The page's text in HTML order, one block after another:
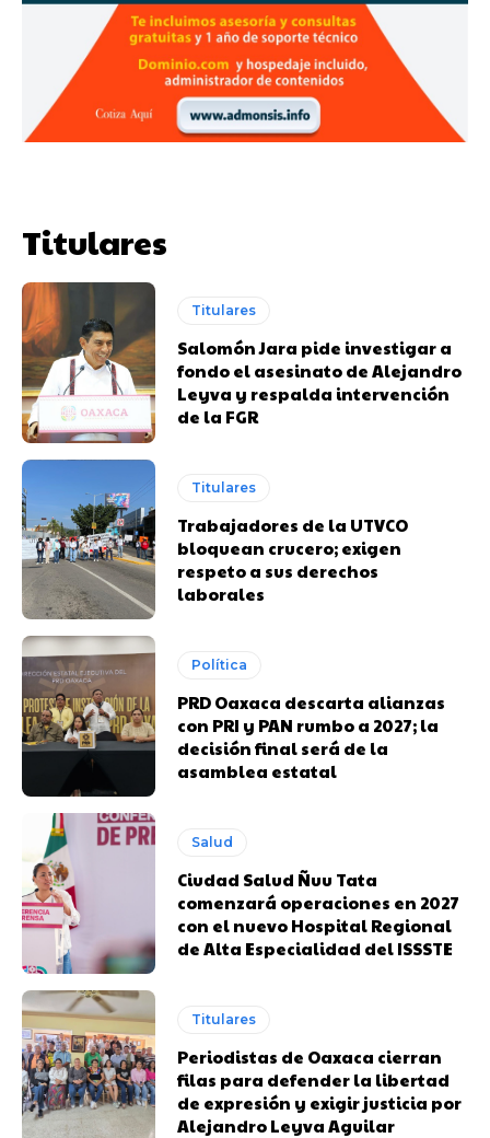
Titulares
Titulares
Salomón Jara pide investigar a
fondo el asesinato de Alejandro
Leyva y respalda intervención
de la FGR
Titulares
Trabajadores de la UTVCO
bloquean crucero; exigen
respeto a sus derechos
laborales
Política
PRD Oaxaca descarta alianzas
con PRI y PAN rumbo a 2027; la
decisión final será de la
asamblea estatal
Salud
Ciudad Salud Ñuu Tata
comenzará operaciones en 2027
con el nuevo Hospital Regional
de Alta Especialidad del ISSSTE
Titulares
Periodistas de Oaxaca cierran
filas para defender la libertad
de expresión y exigir justicia por
Alejandro Leyva Aguilar